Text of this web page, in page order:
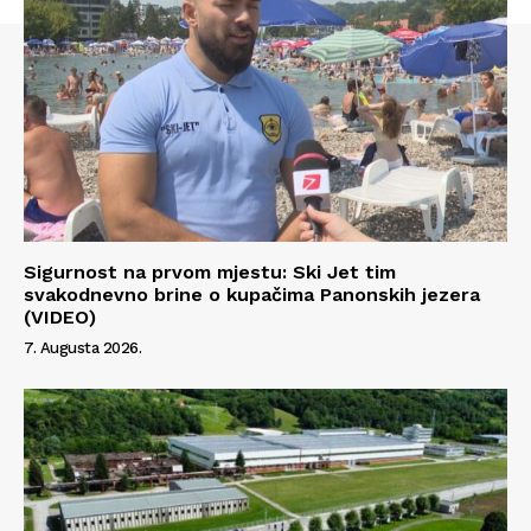
Sigurnost na prvom mjestu: Ski Jet tim
svakodnevno brine o kupačima Panonskih jezera
(VIDEO)
7. Augusta 2026.